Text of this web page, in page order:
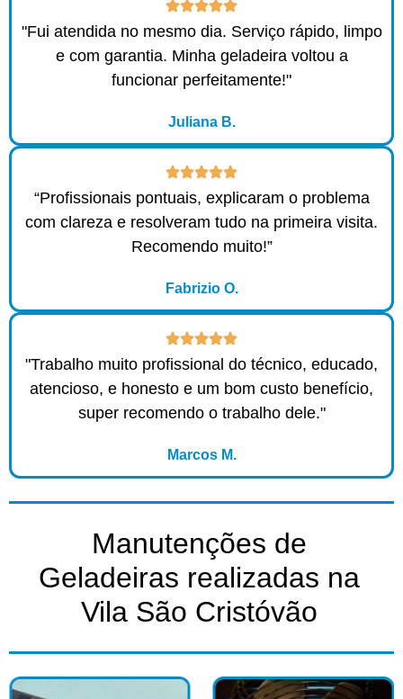
"Fui atendida no mesmo dia. Serviço rápido, limpo
e com garantia. Minha geladeira voltou a
funcionar perfeitamente!"
Juliana B.
“Profissionais pontuais, explicaram o problema
com clareza e resolveram tudo na primeira visita.
Recomendo muito!”
Fabrizio O.
"Trabalho muito profissional do técnico, educado,
atencioso, e honesto e um bom custo benefício,
super recomendo o trabalho dele."
Marcos M.
Manutenções de
Geladeiras realizadas na
Vila São Cristóvão​